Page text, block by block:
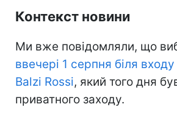
Контекст новини
Ми вже повідомляли, що
ввечері 1 серпня біля
Balzi Rossi, який того дня
приватного заходу.